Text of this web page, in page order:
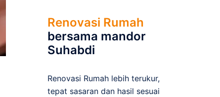
Renovasi Rumah
bersama mandor
Suhabdi
Renovasi Rumah lebih terukur,
tepat sasaran dan hasil sesuai